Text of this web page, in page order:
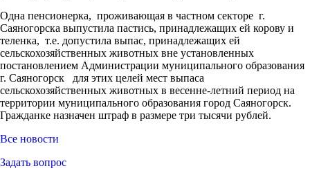
Одна пенсионерка, проживающая в частном секторе г.
Саяногорска выпустила пастись, принадлежащих ей корову и
теленка, т.е. допустила выпас, принадлежащих ей
сельскохозяйственных животных вне установленных
постановлением Администрации муниципального образования
г. Саяногорск для этих целей мест выпаса
сельскохозяйственных животных в весенне-летний период на
территории муниципального образования город Саяногорск.
Гражданке назначен штраф в размере три тысячи рублей.
Все новости
Задать вопрос